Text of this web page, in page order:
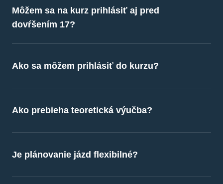
Samozrejme, všetky pobočky máme
vybavené platobným terminálom.
Môžem sa na kurz prihlásiť aj pred
dovŕšením 17?
vybavené platobným terminálom.
Ako sa môžem prihlásiť do kurzu?
vybavené platobným terminálom.
Ako prebieha teoretická výučba?
vybavené platobným terminálom.
Je plánovanie jázd flexibilné?